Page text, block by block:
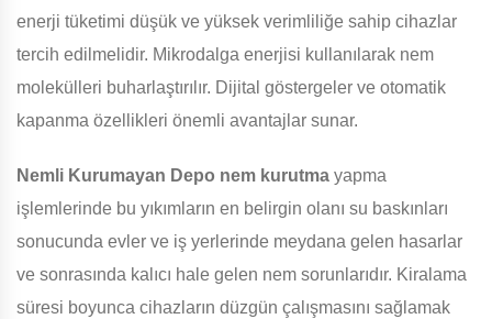
enerji tüketimi düşük ve yüksek verimliliğe sahip cihazlar
tercih edilmelidir. Mikrodalga enerjisi kullanılarak nem
molekülleri buharlaştırılır. Dijital göstergeler ve otomatik
kapanma özellikleri önemli avantajlar sunar.
Nemli Kurumayan Depo nem kurutma yapma
işlemlerinde bu yıkımların en belirgin olanı su baskınları
sonucunda evler ve iş yerlerinde meydana gelen hasarlar
ve sonrasında kalıcı hale gelen nem sorunlarıdır. Kiralama
süresi boyunca cihazların düzgün çalışmasını sağlamak